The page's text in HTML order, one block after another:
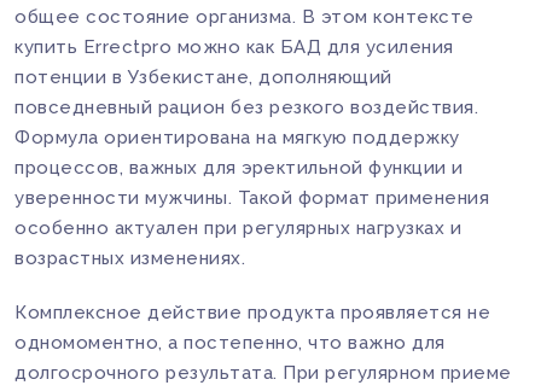
общее состояние организма. В этом контексте
купить Errectpro можно как БАД для усиления
потенции в Узбекистане, дополняющий
повседневный рацион без резкого воздействия.
Формула ориентирована на мягкую поддержку
процессов, важных для эректильной функции и
уверенности мужчины. Такой формат применения
особенно актуален при регулярных нагрузках и
возрастных изменениях.
Комплексное действие продукта проявляется не
одномоментно, а постепенно, что важно для
долгосрочного результата. При регулярном приеме